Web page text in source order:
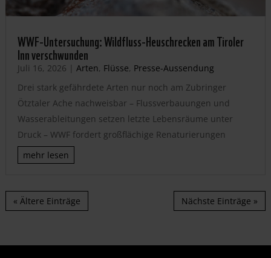
WWF-Untersuchung: Wildfluss-Heuschrecken am Tiroler
Inn verschwunden
Juli 16, 2026 | Arten, Flüsse, Presse-Aussendung
Drei stark gefährdete Arten nur noch am Zubringer
Ötztaler Ache nachweisbar – Flussverbauungen und
Wasserableitungen setzen letzte Lebensräume unter
Druck – WWF fordert großflächige Renaturierungen
mehr lesen
« Ältere Einträge Nächste Einträge »